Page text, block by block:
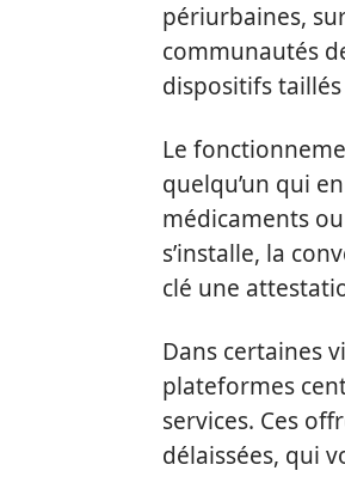
périurbaines,
communautés
dispositifs
Le
quelqu’un qui
médicaments
s’installe, la
clé une
Dans certaines
plateformes
services. Ces
délaissées, qui